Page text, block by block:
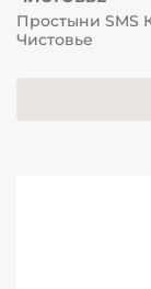
Простыни SMS
Чистовье